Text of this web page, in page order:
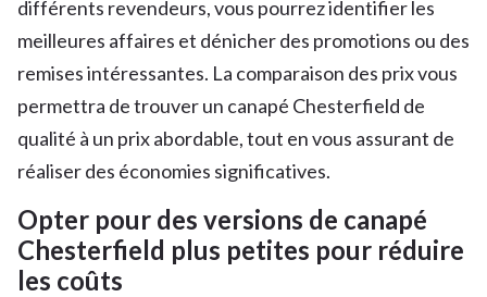
différents revendeurs, vous pourrez identifier les
meilleures affaires et dénicher des promotions ou des
remises intéressantes. La comparaison des prix vous
permettra de trouver un canapé Chesterfield de
qualité à un prix abordable, tout en vous assurant de
réaliser des économies significatives.
Opter pour des versions de canapé
Chesterfield plus petites pour réduire
les coûts